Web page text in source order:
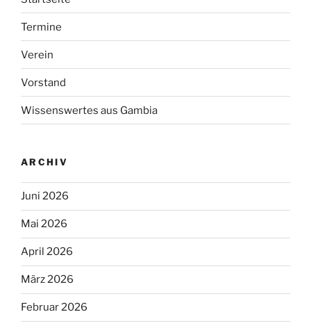
Termine
Verein
Vorstand
Wissenswertes aus Gambia
ARCHIV
Juni 2026
Mai 2026
April 2026
März 2026
Februar 2026